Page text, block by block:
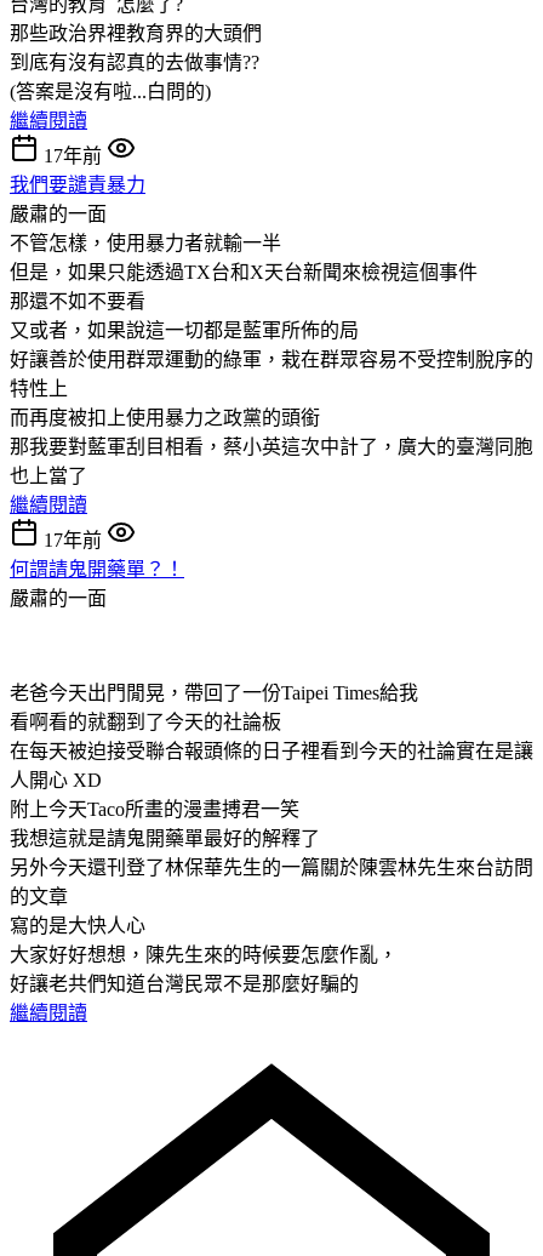
那些政治界裡教育界的大頭們
到底有沒有認真的去做事情??
(答案是沒有啦...白問的)
繼續閱讀
17年前
我們要譴責暴力
嚴肅的一面
不管怎樣，使用暴力者就輸一半
但是，如果只能透過TX台和X天台新聞來檢視這個事件
那還不如不要看
又或者，如果說這一切都是藍軍所佈的局
好讓善於使用群眾運動的綠軍，栽在群眾容易不受控制脫序的
特性上
而再度被扣上使用暴力之政黨的頭銜
那我要對藍軍刮目相看，蔡小英這次中計了，廣大的臺灣同胞
也上當了
繼續閱讀
17年前
何謂請鬼開藥單？！
嚴肅的一面
老爸今天出門閒晃，帶回了一份Taipei Times給我
看啊看的就翻到了今天的社論板
在每天被迫接受聯合報頭條的日子裡看到今天的社論實在是讓
人開心 XD
附上今天Taco所畫的漫畫搏君一笑
我想這就是請鬼開藥單最好的解釋了
另外今天還刊登了林保華先生的一篇關於陳雲林先生來台訪問
的文章
寫的是大快人心
大家好好想想，陳先生來的時候要怎麼作亂，
好讓老共們知道台灣民眾不是那麼好騙的
繼續閱讀